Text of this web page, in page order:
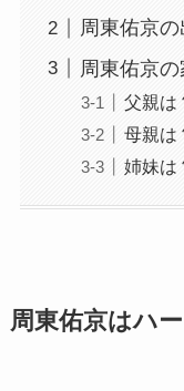
周東佑京
周東佑京の
父親は
母親は
姉妹は
周東佑京はハ